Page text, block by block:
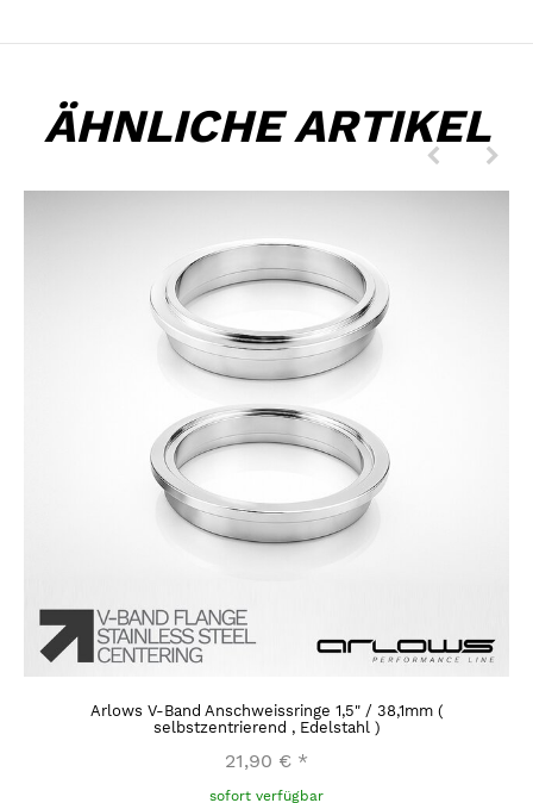
ÄHNLICHE ARTIKEL
Arlows V-Band Anschweissringe 1,5" / 38,1mm (
selbstzentrierend , Edelstahl )
21,90 € *
sofort verfügbar